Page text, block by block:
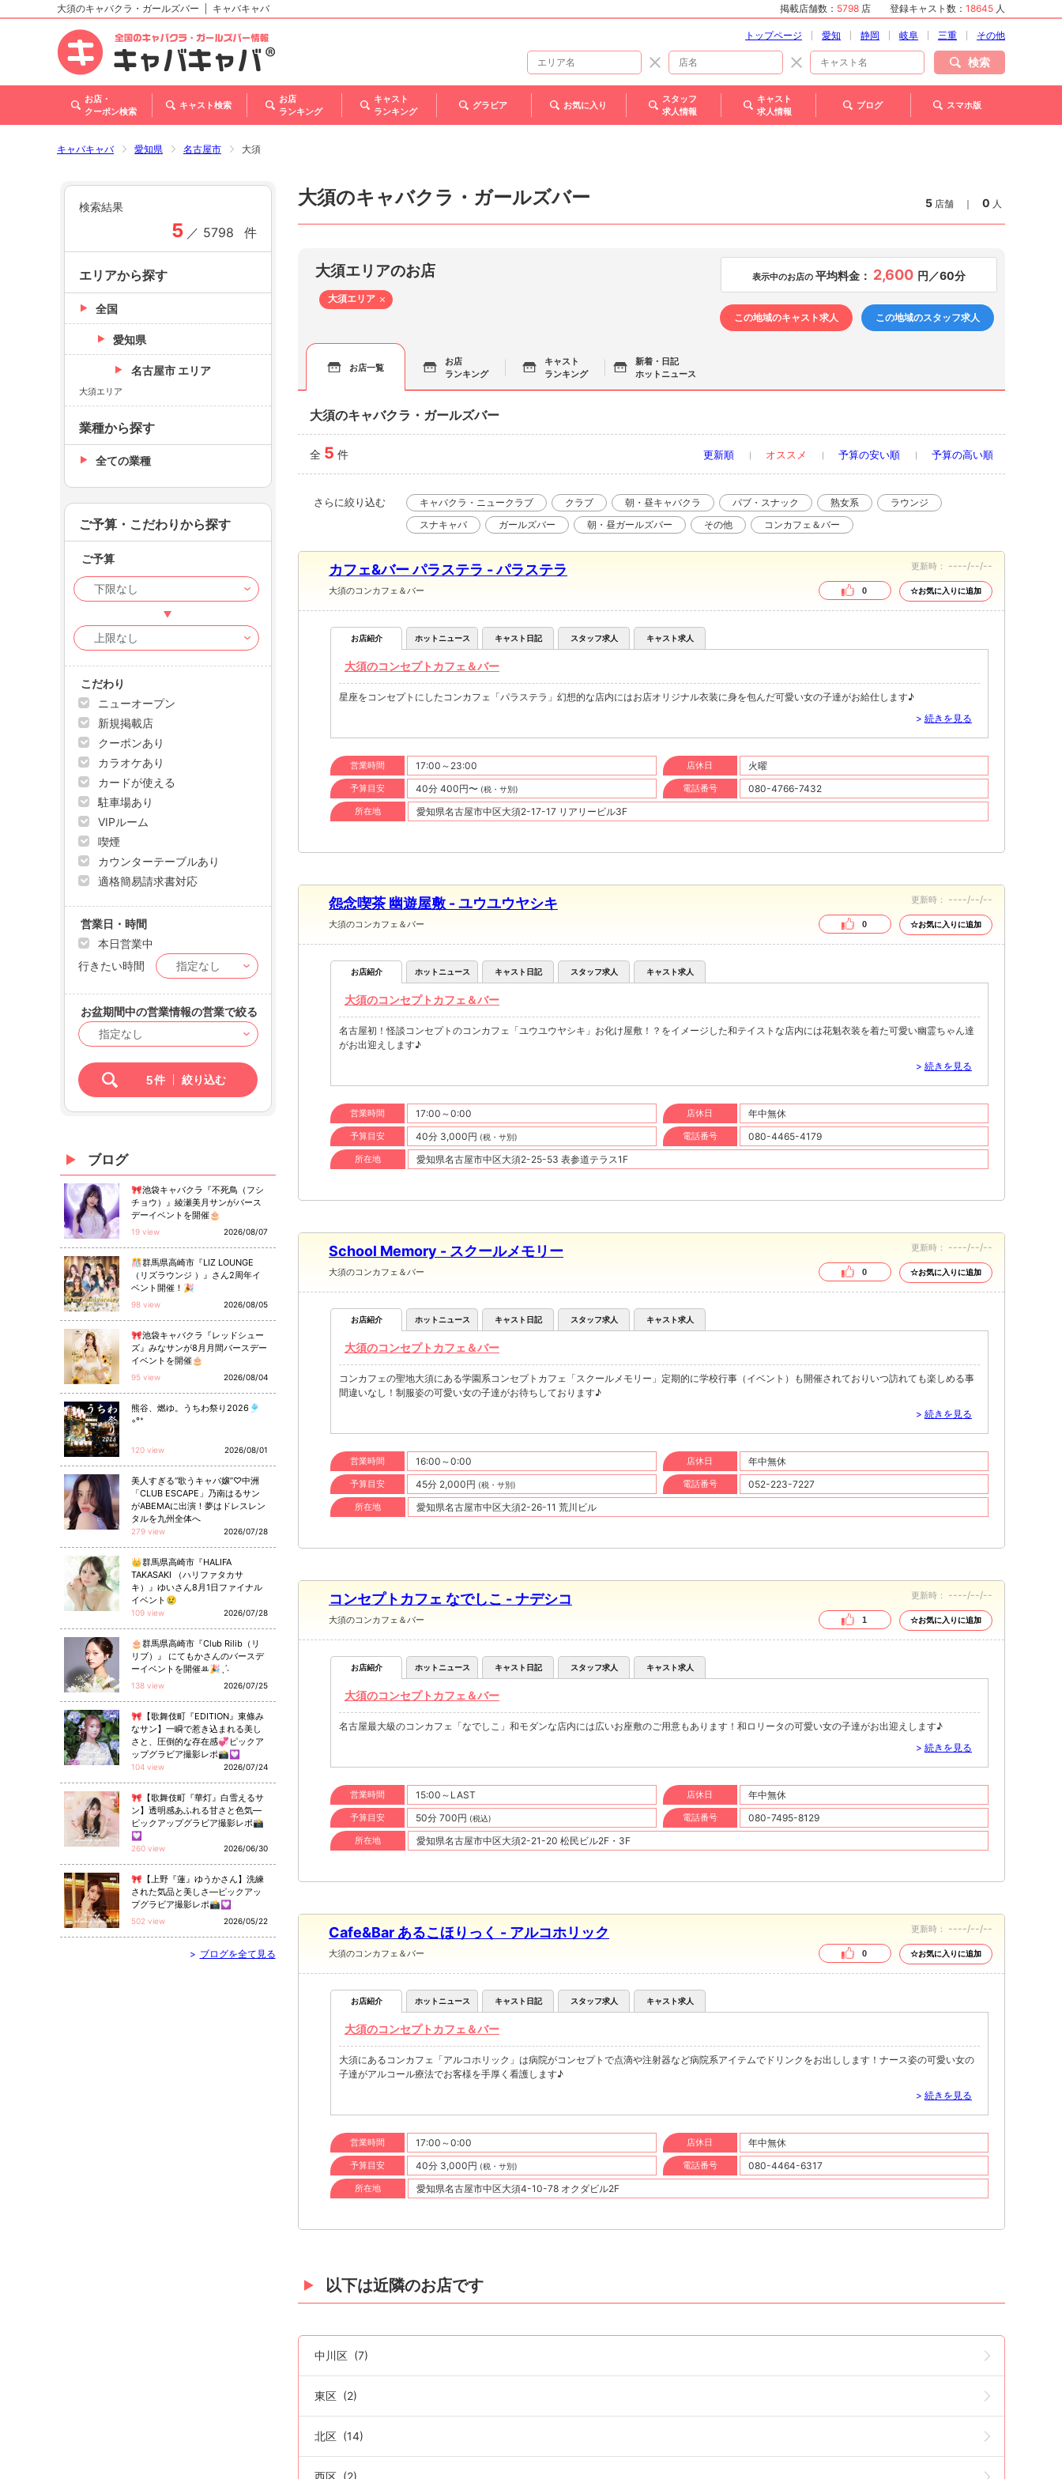
北海道
東北
甲信越・北陸
関西
大須のキャバクラ・ガールズバー キャバキャバ 掲載店舗数： 5798 店 登録キャスト数： 18645 人
トップページ 愛知 静岡 岐阜 三重 その他
検索
お店・
クーポン検索
キャスト検索
お店
ランキング
キャスト
ランキング
グラビア お気に入り
スタッフ
求人情報
キャスト
求人情報
ブログ スマホ版
キャバキャバ 愛知県 名古屋市 大須
大須のキャバクラ・ガールズバー 5 店舗 ｜ 0 人
大須エリアのお店 表示中のお店の 平均料金： 2,600 円／60分
大須エリア
この地域のキャスト求人
この地域のスタッフ求人
お店一覧
お店
ランキング
キャスト
ランキング
新着・日記
ホットニュース
大須のキャバクラ・ガールズバー
全 5 件 更新順 オススメ 予算の安い順 予算の高い順
さらに絞り込む キャバクラ・ニュークラブ クラブ 朝・昼キャバクラ パブ・スナック 熟女系
ラウンジ
スナキャバ
ガールズバー 朝・昼ガールズバー その他 コンカフェ＆バー
カフェ&バー パラステラ - パラステラ
大須のコンカフェ＆バー
更新時： ----/--/--
0 ☆お気に入りに追加
お店紹介 ホットニュース キャスト日記 スタッフ求人 キャスト求人
大須のコンセプトカフェ＆バー
星座をコンセプトにしたコンカフェ「パラステラ」幻想的な店内にはお店オリジナル衣装に身を包んだ可愛い女の子達がお給仕します♪
> 続きを見る
営業時間 17:00～23:00 店休日 火曜
予算目安 40分 400円〜 (税・サ別) 電話番号 080-4766-7432
所在地 愛知県名古屋市中区大須2-17-17 リアリービル3F
怨念喫茶 幽遊屋敷 - ユウユウヤシキ
大須のコンカフェ＆バー
更新時： ----/--/--
0 ☆お気に入りに追加
お店紹介 ホットニュース キャスト日記 スタッフ求人 キャスト求人
大須のコンセプトカフェ＆バー
名古屋初！怪談コンセプトのコンカフェ「ユウユウヤシキ」お化け屋敷！？をイメージした和テイストな店内には花魁衣装を着た可愛い幽霊ちゃん達
がお出迎えします♪
> 続きを見る
営業時間 17:00～0:00 店休日 年中無休
予算目安 40分 3,000円 (税・サ別) 電話番号 080-4465-4179
所在地 愛知県名古屋市中区大須2-25-53 表参道テラス1F
School Memory - スクールメモリー
大須のコンカフェ＆バー
更新時： ----/--/--
0 ☆お気に入りに追加
お店紹介 ホットニュース キャスト日記 スタッフ求人 キャスト求人
大須のコンセプトカフェ＆バー
コンカフェの聖地大須にある学園系コンセプトカフェ「スクールメモリー」定期的に学校行事（イベント）も開催されておりいつ訪れても楽しめる事
間違いなし！制服姿の可愛い女の子達がお待ちしております♪
> 続きを見る
営業時間 16:00～0:00 店休日 年中無休
予算目安 45分 2,000円 (税・サ別) 電話番号 052-223-7227
所在地 愛知県名古屋市中区大須2-26-11 荒川ビル
コンセプトカフェ なでしこ - ナデシコ
大須のコンカフェ＆バー
更新時： ----/--/--
1 ☆お気に入りに追加
お店紹介 ホットニュース キャスト日記 スタッフ求人 キャスト求人
大須のコンセプトカフェ＆バー
名古屋最大級のコンカフェ「なでしこ」和モダンな店内には広いお座敷のご用意もあります！和ロリータの可愛い女の子達がお出迎えします♪
> 続きを見る
営業時間 15:00～LAST 店休日 年中無休
予算目安 50分 700円 (税込) 電話番号 080-7495-8129
所在地 愛知県名古屋市中区大須2-21-20 松民ビル2F・3F
Cafe&Bar あるこほりっく - アルコホリック
大須のコンカフェ＆バー
更新時： ----/--/--
0 ☆お気に入りに追加
お店紹介 ホットニュース キャスト日記 スタッフ求人 キャスト求人
大須のコンセプトカフェ＆バー
大須にあるコンカフェ「アルコホリック」は病院がコンセプトで点滴や注射器など病院系アイテムでドリンクをお出しします！ナース姿の可愛い女の
子達がアルコール療法でお客様を手厚く看護します♪
> 続きを見る
営業時間 17:00～0:00 店休日 年中無休
予算目安 40分 3,000円 (税・サ別) 電話番号 080-4464-6317
所在地 愛知県名古屋市中区大須4-10-78 オクダビル2F
以下は近隣のお店です
中川区 (7)
東区 (2)
北区 (14)
西区 (2)
検索結果
5 ／ 5798 件
エリアから探す
全国
愛知県
名古屋市 エリア
大須エリア
業種から探す
全ての業種
ご予算・こだわりから探す
ご予算
こだわり
ニューオープン
新規掲載店
クーポンあり
カラオケあり
カードが使える
駐車場あり
VIPルーム
喫煙
カウンターテーブルあり
適格簡易請求書対応
営業日・時間
本日営業中
行きたい時間
お盆期間中の営業情報の営業で絞る
5件 絞り込む
ブログ
🎀池袋キャバクラ『不死鳥（フシ
チョウ）』綾瀬美月サンがバース
デーイベントを開催🎂
19 view 2026/08/07
🎊群馬県高崎市『LIZ LOUNGE
（リズラウンジ ）』さん2周年イ
ベント開催！🎉
98 view 2026/08/05
🎀池袋キャバクラ『レッドシュー
ズ』みなサンが8月月間バースデー
イベントを開催🎂
95 view 2026/08/04
熊谷、燃ゆ。うちわ祭り2026🎐
◦°⁺
120 view 2026/08/01
美人すぎる“歌うキャバ嬢”♡中洲
「CLUB ESCAPE」乃南はるサン
がABEMAに出演！夢はドレスレン
タルを九州全体へ
279 view 2026/07/28
👑群馬県高崎市『HALIFA
TAKASAKI （ハリファタカサ
キ）』ゆいさん8月1日ファイナル
イベント😢
109 view 2026/07/28
🎂群馬県高崎市『Club Rilib（リ
リブ）』 にてもかさんのバースデ
ーイベントを開催ꔛ🎉ˎˊ˗
138 view 2026/07/25
🎀【歌舞伎町『EDITION』東條み
なサン】一瞬で惹き込まれる美し
さと、圧倒的な存在感💞ピックア
ップグラビア撮影レポ📸💟
104 view 2026/07/24
🎀【歌舞伎町『華灯』白雪えるサ
ン】透明感あふれる甘さと色気—
ピックアップグラビア撮影レポ📸
💟
260 view 2026/06/30
🎀【上野『蓮』ゆうかさん】洗練
された気品と美しさ—ピックアッ
プグラビア撮影レポ📸💟
502 view 2026/05/22
> ブログを全て見る